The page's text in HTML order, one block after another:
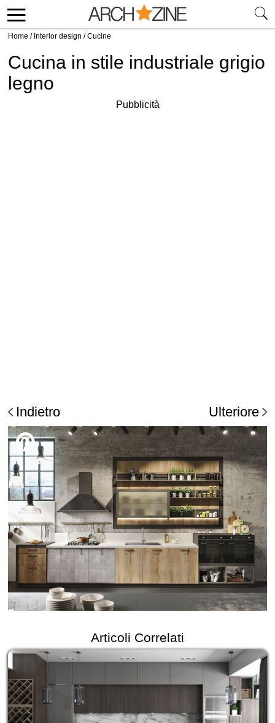
Home / Interior design /Cucine
Cucina in stile industriale grigio
legno
Pubblicità
Indietro Ulteriore
Articoli Correlati